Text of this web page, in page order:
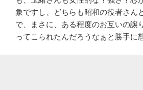
象ですし、どちらも昭和の役者さん
で、まさに、ある程度のお互いの譲
ってこられたんだろうなぁと勝手に